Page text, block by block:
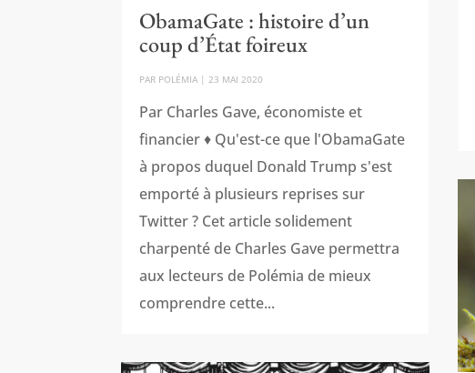
ObamaGate : histoire d’un
coup d’État foireux
PAR POLÉMIA | 23 MAI 2020
Par Charles Gave, économiste et
financier ♦ Qu'est-ce que l'ObamaGate
à propos duquel Donald Trump s'est
emporté à plusieurs reprises sur
Twitter ? Cet article solidement
charpenté de Charles Gave permettra
aux lecteurs de Polémia de mieux
comprendre cette...